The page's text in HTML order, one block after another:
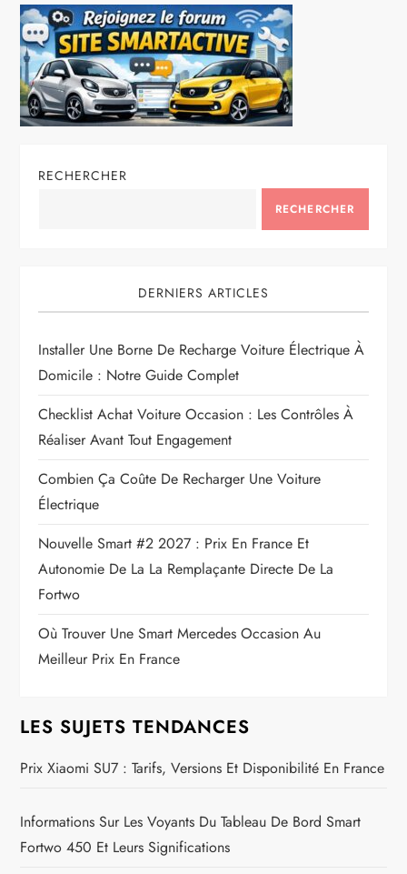
RECHERCHER
RECHERCHER
DERNIERS ARTICLES
Installer Une Borne De Recharge Voiture Électrique À
Domicile : Notre Guide Complet
Checklist Achat Voiture Occasion : Les Contrôles À
Réaliser Avant Tout Engagement
Combien Ça Coûte De Recharger Une Voiture
Électrique
Nouvelle Smart #2 2027 : Prix En France Et
Autonomie De La La Remplaçante Directe De La
Fortwo
Où Trouver Une Smart Mercedes Occasion Au
Meilleur Prix En France
LES SUJETS TENDANCES
Prix Xiaomi SU7 : Tarifs, Versions Et Disponibilité En France
Informations Sur Les Voyants Du Tableau De Bord Smart
Fortwo 450 Et Leurs Significations